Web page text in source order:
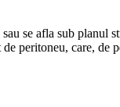
se afla sub planul
peritoneu, care, de